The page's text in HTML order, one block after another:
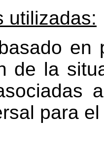
utilizadas:
en
de la
para